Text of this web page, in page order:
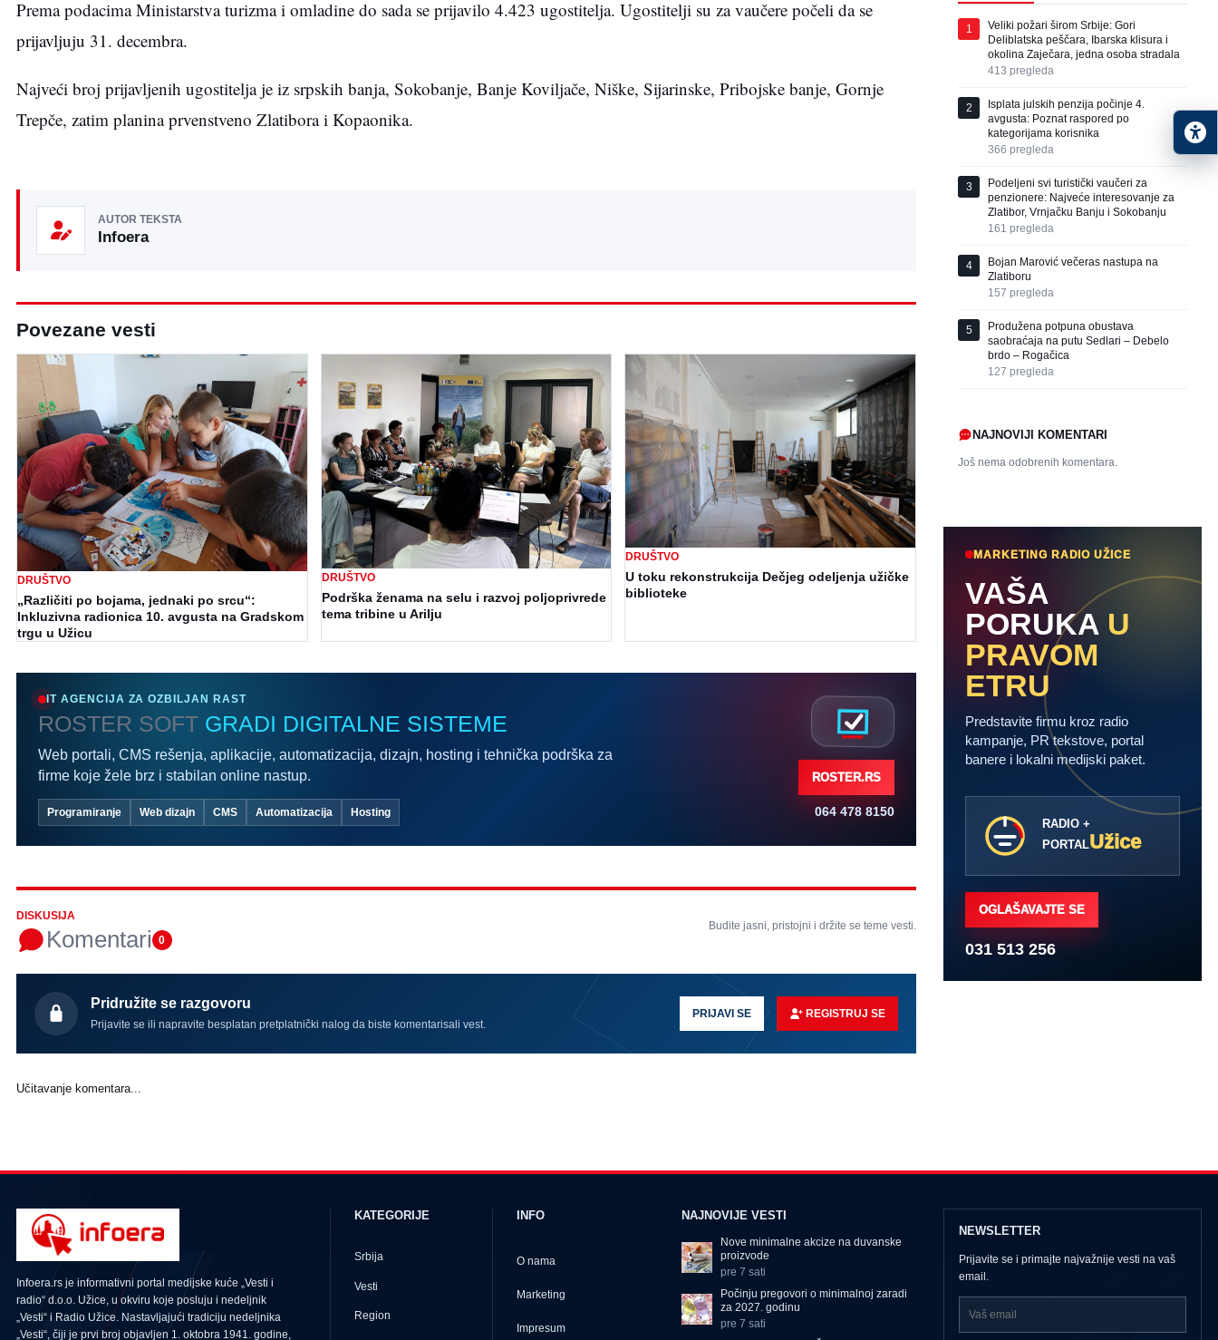
Prema podacima Ministarstva turizma i omladine do sada se prijavilo 4.423 ugostitelja. Ugostitelji su za vaučere počeli da se
prijavljuju 31. decembra.
Najveći broj prijavljenih ugostitelja je iz srpskih banja, Sokobanje, Banje Koviljače, Niške, Sijarinske, Pribojske banje, Gornje
Trepče, zatim planina prvenstveno Zlatibora i Kopaonika.
AUTOR TEKSTA
Infoera
Povezane vesti
DRUŠTVO
„Različiti po bojama, jednaki po srcu“:
Inkluzivna radionica 10. avgusta na Gradskom
trgu u Užicu
DRUŠTVO
Podrška ženama na selu i razvoj poljoprivrede
tema tribine u Arilju
DRUŠTVO
U toku rekonstrukcija Dečjeg odeljenja užičke
biblioteke
IT AGENCIJA ZA OZBILJAN RAST
ROSTER SOFT GRADI DIGITALNE SISTEME
Web portali, CMS rešenja, aplikacije, automatizacija, dizajn, hosting i tehnička podrška za
firme koje žele brz i stabilan online nastup.
Programiranje Web dizajn CMS Automatizacija Hosting
ROSTER.RS
064 478 8150
DISKUSIJA
Komentari 0
Budite jasni, pristojni i držite se teme vesti.
Pridružite se razgovoru
Prijavite se ili napravite besplatan pretplatnički nalog da biste komentarisali vest.
PRIJAVI SE REGISTRUJ SE
Učitavanje komentara...
1
Veliki požari širom Srbije: Gori
Deliblatska peščara, Ibarska klisura i
okolina Zaječara, jedna osoba stradala
413 pregleda
2
Isplata julskih penzija počinje 4.
avgusta: Poznat raspored po
kategorijama korisnika
366 pregleda
3
Podeljeni svi turistički vaučeri za
penzionere: Najveće interesovanje za
Zlatibor, Vrnjačku Banju i Sokobanju
161 pregleda
4
Bojan Marović večeras nastupa na
Zlatiboru
157 pregleda
5
Produžena potpuna obustava
saobraćaja na putu Sedlari – Debelo
brdo – Rogačica
127 pregleda
NAJNOVIJI KOMENTARI
Još nema odobrenih komentara.
MARKETING RADIO UŽICE
VAŠA
PORUKA U
PRAVOM
ETRU
Predstavite firmu kroz radio
kampanje, PR tekstove, portal
banere i lokalni medijski paket.
RADIO +
PORTALUžice
OGLAŠAVAJTE SE
031 513 256
Infoera.rs je informativni portal medijske kuće „Vesti i
radio“ d.o.o. Užice, u okviru koje posluju i nedeljnik
„Vesti“ i Radio Užice. Nastavljajući tradiciju nedeljnika
„Vesti“, čiji je prvi broj objavljen 1. oktobra 1941. godine,
KATEGORIJE
Srbija
Vesti
Region
INFO
O nama
Marketing
Impresum
NAJNOVIJE VESTI
Nove minimalne akcize na duvanske
proizvode
pre 7 sati
Počinju pregovori o minimalnoj zaradi
za 2027. godinu
pre 7 sati
NEWSLETTER
Prijavite se i primajte najvažnije vesti na vaš
email.